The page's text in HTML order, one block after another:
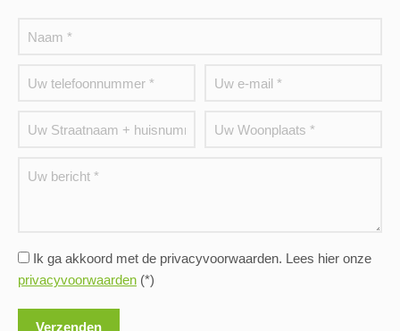
Ik ga akkoord met de privacyvoorwaarden. Lees hier onze
privacyvoorwaarden (*)